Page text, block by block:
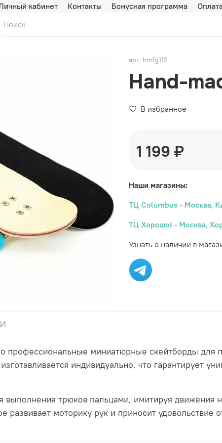
кабинет Контакты Бонусная программа
арт. hmfg112
Hand-
В избранное
1 199 ₽
Наши магазины:
ТЦ Columbus - Москва,
ТЦ Хорошо! - Москва,
Узнать о наличии в
профессиональные миниатюрные скейтборды для
индивидуально, что гарантирует
трюков пальцами, имитируя движения
развивает моторику рук и приносит удовольствие